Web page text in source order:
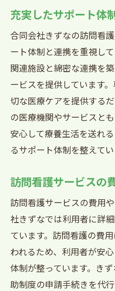
西宮市で信頼される
社きずなの取り組み
利用者の声を大
看護師の教育と研
地域イベントへ
サービス品質の
訪問看護の認知
地域医療機関と
合同会社きずなの訪
地域住民の健康
医療費削減への
高齢者の生活の
地域医療の充実
住民と医療機関
合同会社きずな
充実したサポート体
合同会社きずなの訪問看
ート体制と連携を重視し
関連施設と綿密な連携を
ービスを提供しています
切な医療ケアを提供する
の医療機関やサービスと
安心して療養生活を送れ
るサポート体制を整えてい
訪問看護サービスの
訪問看護サービスの費用
社きずなでは利用者に詳
ています。訪問看護の費
われるため、利用者が安
体制が整っています。き
助制度の申請手続きを代